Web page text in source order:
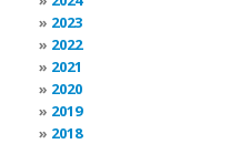
2023
2022
2021
2020
2019
2018